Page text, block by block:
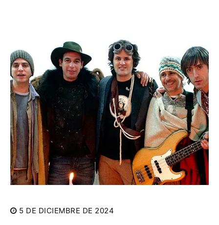
5 DE DICIEMBRE DE 2024